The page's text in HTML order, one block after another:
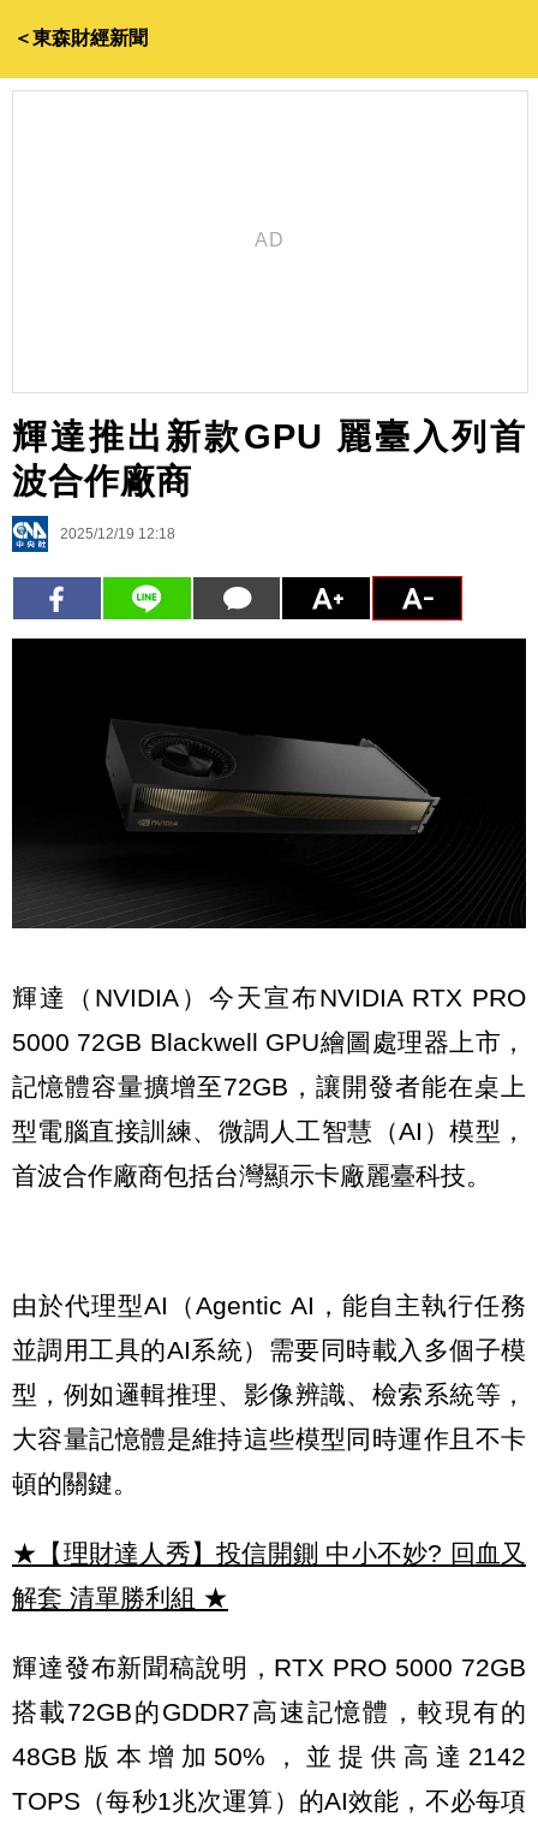
＜東森財經新聞
輝達推出新款GPU 麗臺入列首
波合作廠商
2025/12/19 12:18
輝達（NVIDIA）今天宣布NVIDIA RTX PRO
5000 72GB Blackwell GPU繪圖處理器上市，
記憶體容量擴增至72GB，讓開發者能在桌上
型電腦直接訓練、微調人工智慧（AI）模型，
首波合作廠商包括台灣顯示卡廠麗臺科技。
由於代理型AI（Agentic AI，能自主執行任務
並調用工具的AI系統）需要同時載入多個子模
型，例如邏輯推理、影像辨識、檢索系統等，
大容量記憶體是維持這些模型同時運作且不卡
頓的關鍵。
★【理財達人秀】投信開鍘 中小不妙? 回血又
解套 清單勝利組 ★
輝達發布新聞稿說明，RTX PRO 5000 72GB
搭載72GB的GDDR7高速記憶體，較現有的
48GB版本增加50%，並提供高達2142
TOPS（每秒1兆次運算）的AI效能，不必每項